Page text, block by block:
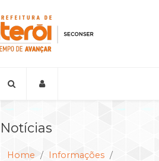
Notícias
Home
Informações